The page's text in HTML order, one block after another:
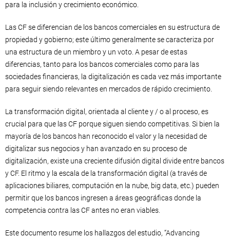
para la inclusión y crecimiento económico.
Las CF se diferencian de los bancos comerciales en su estructura de
propiedad y gobierno; este último generalmente se caracteriza por
una estructura de un miembro y un voto. A pesar de estas
diferencias, tanto para los bancos comerciales como para las
sociedades financieras, la digitalización es cada vez más importante
para seguir siendo relevantes en mercados de rápido crecimiento.
La transformación digital, orientada al cliente y / o al proceso, es
crucial para que las CF porque siguen siendo competitivas. Si bien la
mayoría de los bancos han reconocido el valor y la necesidad de
digitalizar sus negocios y han avanzado en su proceso de
digitalización, existe una creciente difusión digital divide entre bancos
y CF. El ritmo y la escala de la transformación digital (a través de
aplicaciones biliares, computación en la nube, big data, etc.) pueden
permitir que los bancos ingresen a áreas geográficas donde la
competencia contra las CF antes no eran viables.
Este documento resume los hallazgos del estudio, “Advancing